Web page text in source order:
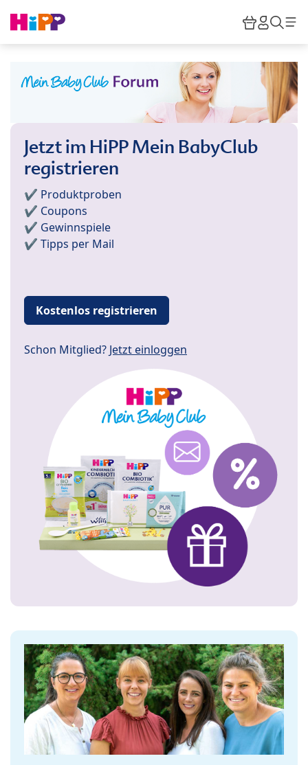
HiPP
Jetzt im HiPP Mein BabyClub
registrieren
✔️ Produktproben
✔️ Coupons
✔️ Gewinnspiele
✔️ Tipps per Mail
Kostenlos registrieren
Schon Mitglied? Jetzt einloggen